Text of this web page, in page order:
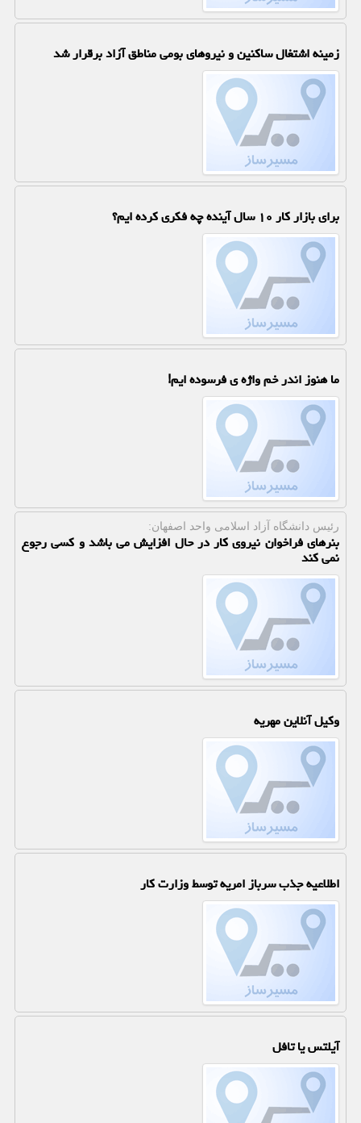
زمینه اشتغال ساکنین و نیروهای بومی مناطق آزاد برقرار شد
برای بازار کار ۱۰ سال آینده چه فکری کرده ایم؟
ما هنوز اندر خم واژه ی فرسوده ایم!
رئیس دانشگاه آزاد اسلامی واحد اصفهان:
بنرهای فراخوان نیروی کار در حال افزایش می باشد و کسی رجوع
نمی کند
وکیل آنلاین مهریه
اطلاعیه جذب سرباز امریه توسط وزارت کار
آیلتس یا تافل